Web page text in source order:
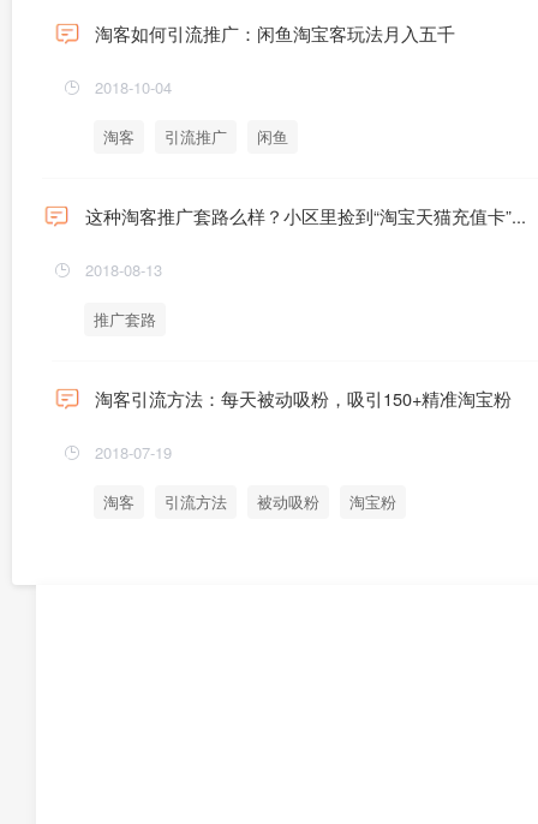
淘客如何引流推广：闲鱼淘宝客玩法月入五千
2018-10-04
淘客 引流推广 闲鱼
这种淘客推广套路么样？小区里捡到“淘宝天猫充值卡”...
2018-08-13
推广套路
淘客引流方法：每天被动吸粉，吸引150+精准淘宝粉
2018-07-19
淘客 引流方法 被动吸粉 淘宝粉